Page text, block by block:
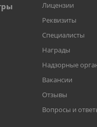
Лицензии
Реквизиты
Специалисты
Награды
Надзорные
Вакансии
Отзывы
Вопросы и